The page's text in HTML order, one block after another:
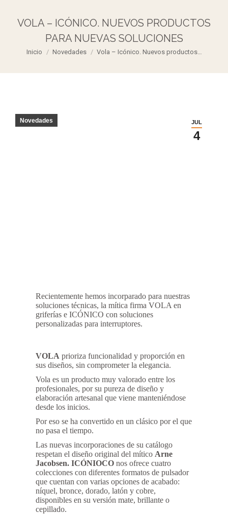
VOLA – ICÓNICO. NUEVOS PRODUCTOS
PARA NUEVAS SOLUCIONES
Estás aquí:
Inicio Novedades Vola – Icónico. Nuevos productos…
JUL
4
Novedades
Recientemente hemos incorparado para nuestras
soluciones técnicas, la mítica firma VOLA en
griferías e ICÓNICO con soluciones
personalizadas para interruptores.
VOLA prioriza funcionalidad y proporción en
sus diseños, sin comprometer la elegancia.
Vola es un producto muy valorado entre los
profesionales, por su pureza de diseño y
elaboración artesanal que viene manteniéndose
desde los inicios.
Por eso se ha convertido en un clásico por el que
no pasa el tiempo.
Las nuevas incorporaciones de su catálogo
respetan el diseño original del mítico Arne
Jacobsen. ICÓNIOCO nos ofrece cuatro
colecciones con diferentes formatos de pulsador
que cuentan con varias opciones de acabado:
níquel, bronce, dorado, latón y cobre,
disponibles en su versión mate, brillante o
cepillado.